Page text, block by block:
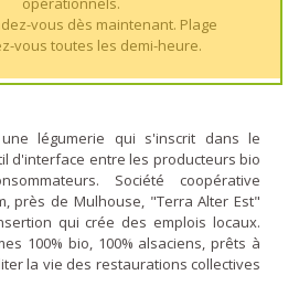
vous dès maintenant. Plage
vous toutes les demi-heure.
légumerie qui s'inscrit dans le
d'interface entre les producteurs bio
Société coopérative
près de Mulhouse, "Terra Alter Est"
qui crée des emplois locaux.
100% bio, 100% alsaciens, prêts à
la vie des restaurations collectives